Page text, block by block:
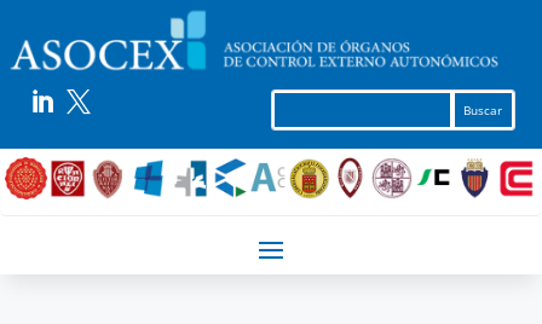
 